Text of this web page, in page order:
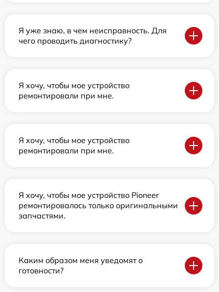
Я уже знаю, в чем неисправность. Для
чего проводить диагностику?
Я хочу, чтобы мое устройство
ремонтировали при мне.
Я хочу, чтобы мое устройство
ремонтировали при мне.
Я хочу, чтобы мое устройство Pioneer
ремонтировалось только оригинальными
запчастями.
Каким образом меня уведомят о
готовности?